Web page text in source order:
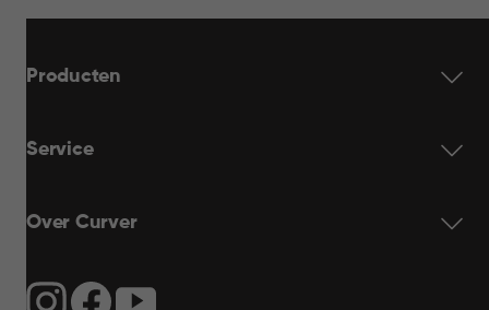
Producten
Service
Over Curver